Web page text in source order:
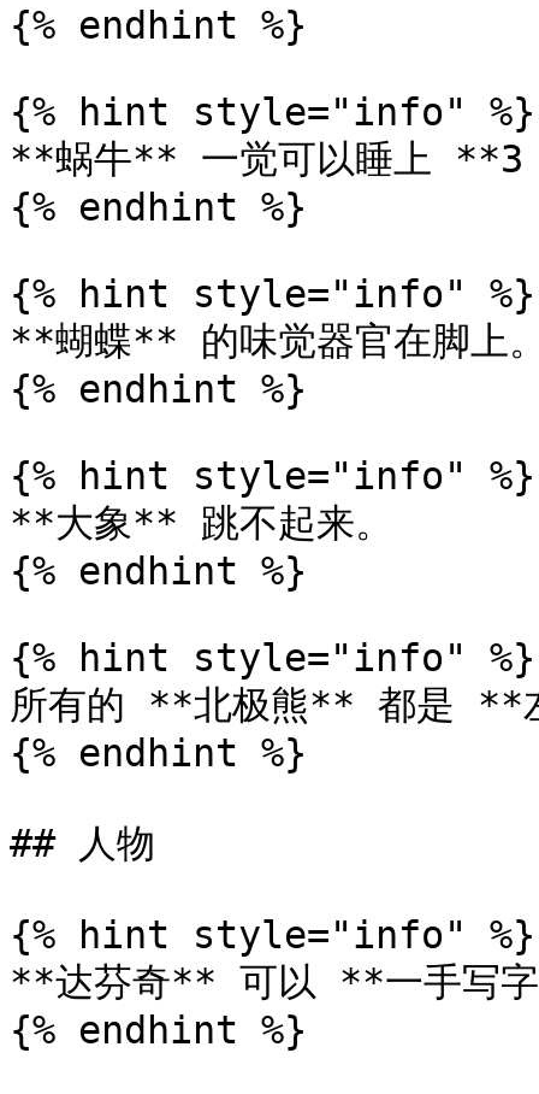
{% endhint %}
{% hint style="info" %}
**蜗牛** 一觉可以睡上
{% endhint %}
{% hint style="info" %}
**蝴蝶** 的味觉器官在脚上
{% endhint %}
{% hint style="info" %}
**大象** 跳不起来。
{% endhint %}
{% hint style="info" %}
所有的 **北极熊** 都是 **
{% endhint %}
## 人物
{% hint style="info" %}
**达芬奇** 可以 **一手写字
{% endhint %}